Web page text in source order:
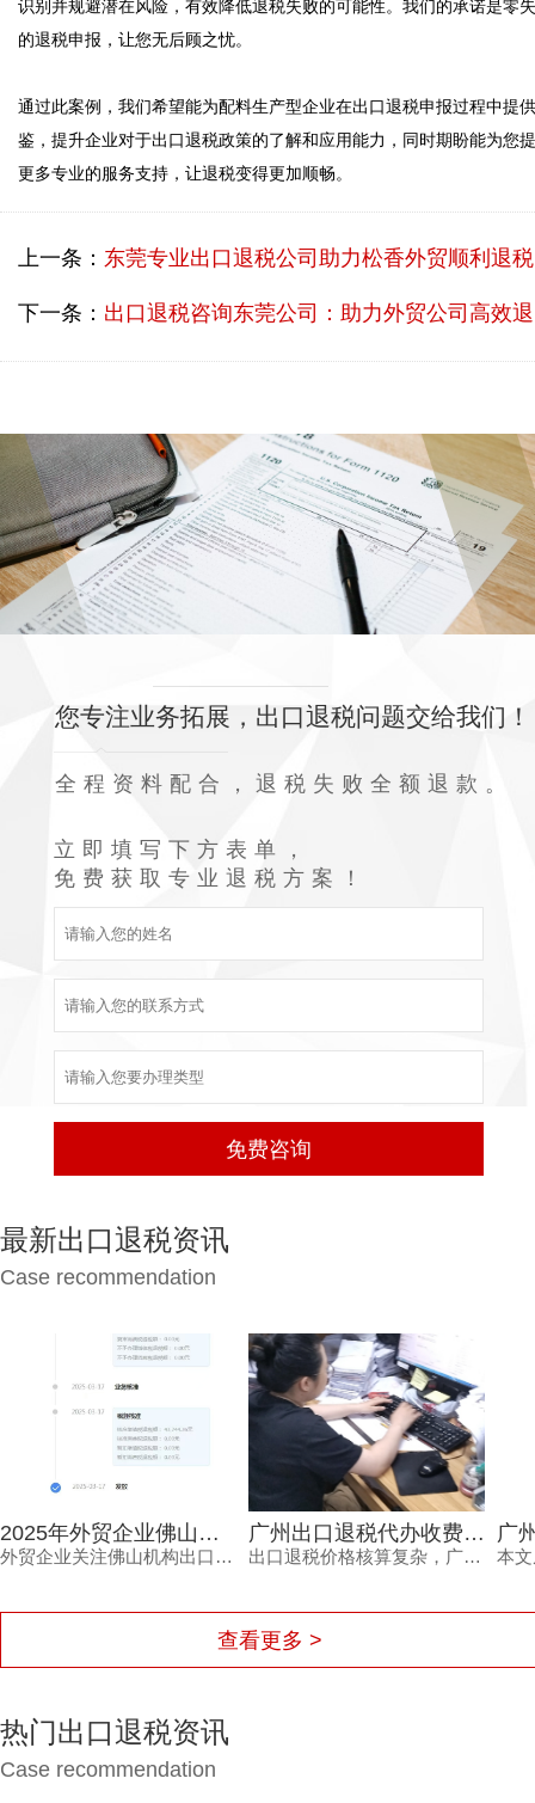
识别并规避潜在风险，有效降低退税失败的可能性。我们的承诺是零
的退税申报，让您无后顾之忧。
通过此案例，我们希望能为配料生产型企业在出口退税申报过程中提
鉴，提升企业对于出口退税政策的了解和应用能力，同时期盼能为您
上一条： 东莞专业出口退税公司助力松香外贸顺利退税
下一条： 出口退税咨询东莞公司：助力外贸公司高效退税，降低风险
您专注业务拓展，出口退税问题交给我们！
全程资料配合，退税失败全额退款。
立即填写下方表单，
免费获取专业退税方案！
最新出口退税资讯
Case recommendation
2025年外贸企业佛山机构出口退税报价多少？选错白花钱
外贸企业关注佛山机构出口退税报价，但真正需要的是安全、高效的退税结果。本文分析报价差异原因，解读2025年出口退税政策变化，并介绍鸿裕财税透明定价、不成功免费退、一手团队不外包等核心优势。
广州出口退税代办收费，为何从几千到上万不等？一文读懂
出口退税价格核算复杂，广州出口退税代办收费从几千到上万不等，究竟差在哪里？本文梳理影响收费的核心因素与价格核算风险，并解读鸿裕财税的透明报价策略。
查看更多 >
热门出口退税资讯
Case recommendation